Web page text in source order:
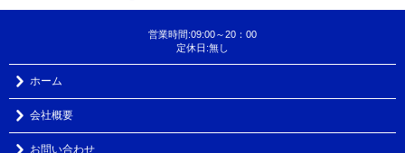
営業時間:09:00～20：00
定休日:無し
ホーム
会社概要
お問い合わせ